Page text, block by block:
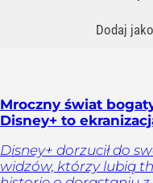
Dodaj jako
Mroczny świat
Disney+ to
Disney+ dorzucił do
widzów, którzy lubią